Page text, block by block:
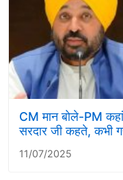
CM मान बोले-PM
सरदार जी कहते, कभी
11/07/2025